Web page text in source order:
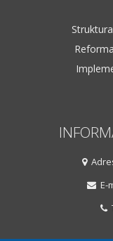
E-